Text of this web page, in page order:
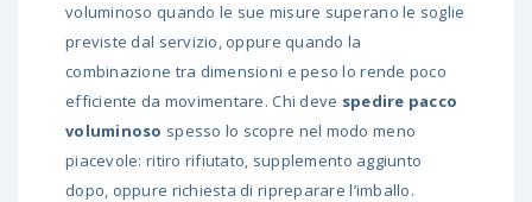
voluminoso quando le sue misure superano le soglie
previste dal servizio, oppure quando la
combinazione tra dimensioni e peso lo rende poco
efficiente da movimentare. Chi deve spedire pacco
voluminoso spesso lo scopre nel modo meno
piacevole: ritiro rifiutato, supplemento aggiunto
dopo, oppure richiesta di ripreparare l’imballo.